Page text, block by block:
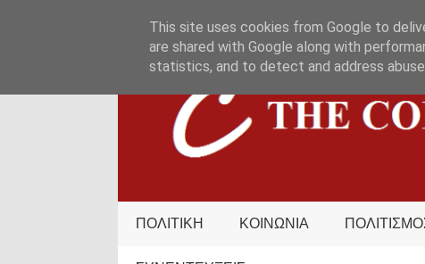
ΠΟΛΙΤΙΚΗ ΚΟΙΝΩΝΙΑ
This site uses cookies from Google to
are shared with Google along with
statistics, and to detect and address